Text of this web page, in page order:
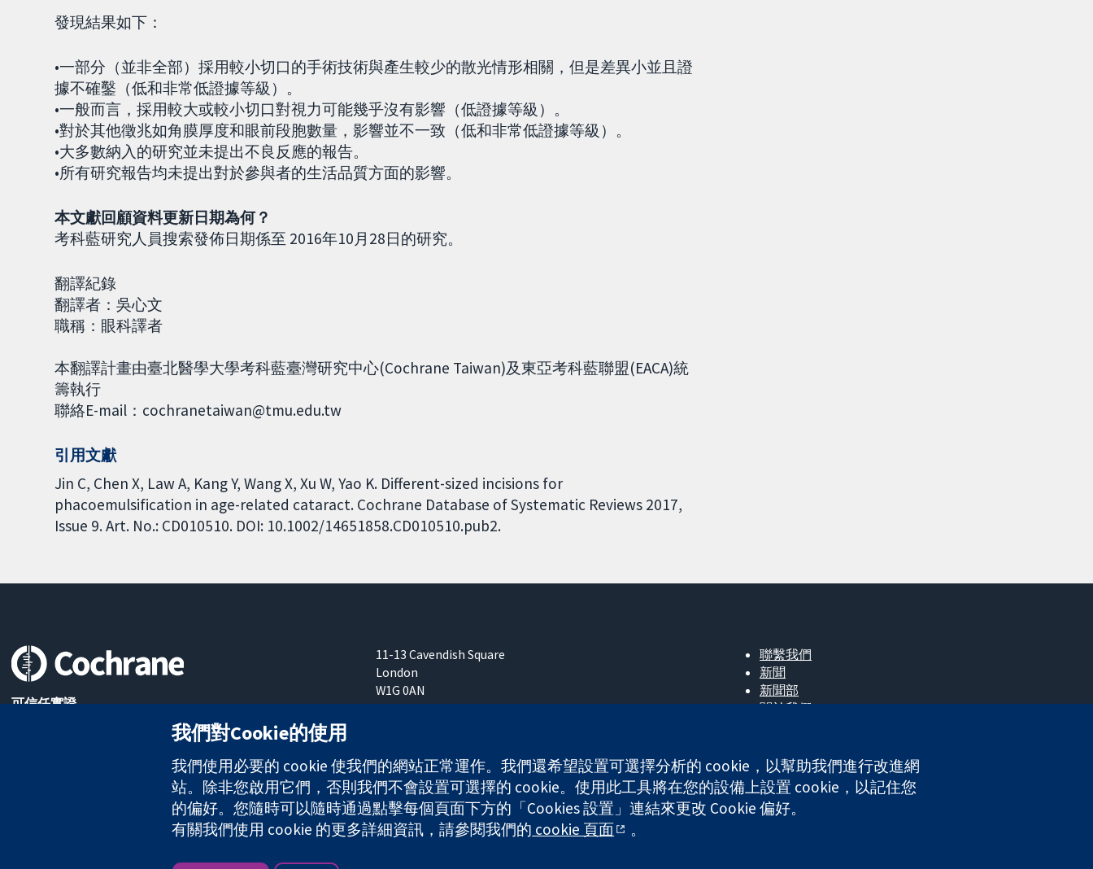
發現結果如下：
•一部分（並非全部）採用較小切口的手術技術與產生較少的散光情形相關，但是差異小並且證
據不確鑿（低和非常低證據等級）。
•一般而言，採用較大或較小切口對視力可能幾乎沒有影響（低證據等級）。
•對於其他徵兆如角膜厚度和眼前段胞數量，影響並不一致（低和非常低證據等級）。
•大多數納入的研究並未提出不良反應的報告。
•所有研究報告均未提出對於參與者的生活品質方面的影響。
本文獻回顧資料更新日期為何？
考科藍研究人員搜索發佈日期係至 2016年10月28日的研究。
翻譯紀錄
翻譯者：吳心文
職稱：眼科譯者
本翻譯計畫由臺北醫學大學考科藍臺灣研究中心(Cochrane Taiwan)及東亞考科藍聯盟(EACA)統
籌執行
聯絡E-mail：cochranetaiwan@tmu.edu.tw
引用文獻
Jin C, Chen X, Law A, Kang Y, Wang X, Xu W, Yao K. Different-sized incisions for
phacoemulsification in age-related cataract. Cochrane Database of Systematic Reviews 2017,
Issue 9. Art. No.: CD010510. DOI: 10.1002/14651858.CD010510.pub2.
可信任實證
11-13 Cavendish Square
London
W1G 0AN
United Kingdom
聯繫我們
新聞
新聞部
關於我們
The Cochrane Collaboration is a charity (no. 1045921) and a company limited by guarantee (no. 03044323) registered in England & Wales. VAT registration number GB 718 2127 49.
版權所有 © 2026 The Cochrane Collaboration
我們對Cookie的使用
我們使用必要的 cookie 使我們的網站正常運作。我們還希望設置可選擇分析的 cookie，以幫助我們進行改進網
站。除非您啟用它們，否則我們不會設置可選擇的 cookie。使用此工具將在您的設備上設置 cookie，以記住您
的偏好。您隨時可以隨時通過點擊每個頁面下方的「Cookies 設置」連結來更改 Cookie 偏好。
有關我們使用 cookie 的更多詳細資訊，請參閱我們的 cookie 頁面 。